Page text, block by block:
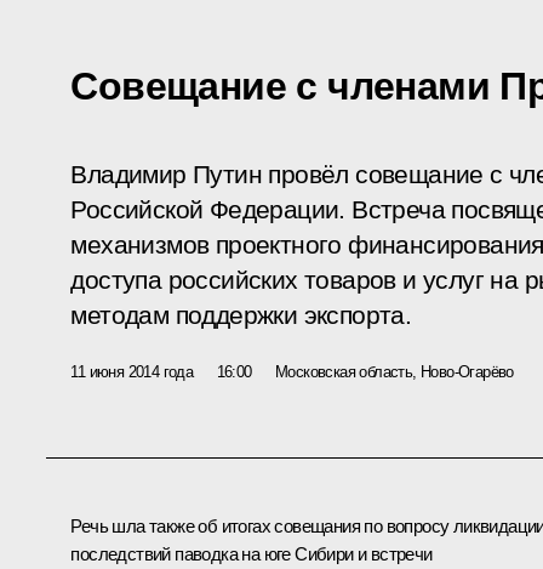
Совещание с членами
Владимир Путин провёл совещание с
Российской Федерации. Встреча
механизмов проектного
доступа российских товаров и услуг на
методам поддержки экспорта.
11 июня 2014 года 16:00 Московская область, Ново-Огарёво
Речь шла также об итогахсовещания по вопросу
последствий паводка на юге Сибири и встречи